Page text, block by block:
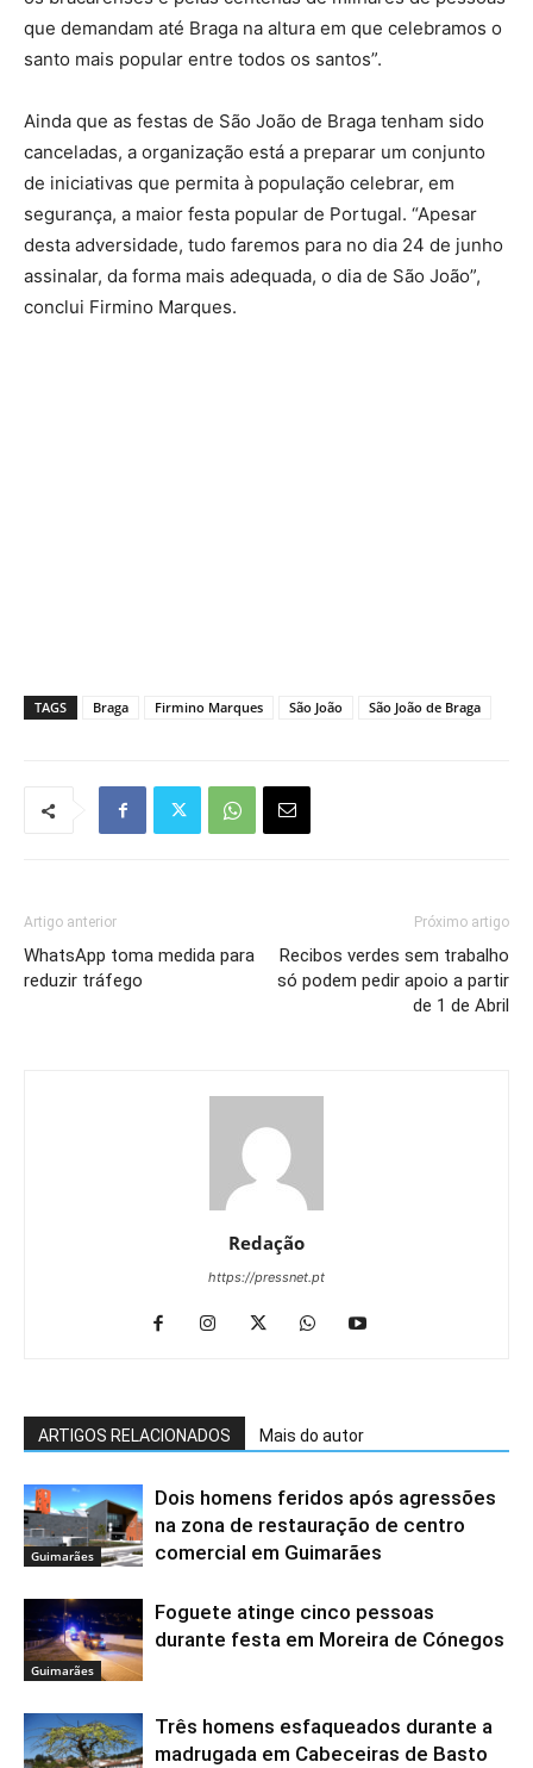
que demandam até Braga na altura em que celebramos o
santo mais popular entre todos os santos”.
Ainda que as festas de São João de Braga tenham sido
canceladas, a organização está a preparar um conjunto
de iniciativas que permita à população celebrar, em
segurança, a maior festa popular de Portugal. “Apesar
desta adversidade, tudo faremos para no dia 24 de junho
assinalar, da forma mais adequada, o dia de São João”,
conclui Firmino Marques.
TAGS Braga Firmino Marques São João São João de Braga
Artigo anterior
WhatsApp toma medida para
reduzir tráfego
Próximo artigo
Recibos verdes sem trabalho
só podem pedir apoio a partir
de 1 de Abril
Redação
https://pressnet.pt
ARTIGOS RELACIONADOS Mais do autor
Guimarães
Dois homens feridos após agressões
na zona de restauração de centro
comercial em Guimarães
Guimarães
Foguete atinge cinco pessoas
durante festa em Moreira de Cónegos
Três homens esfaqueados durante a
madrugada em Cabeceiras de Basto